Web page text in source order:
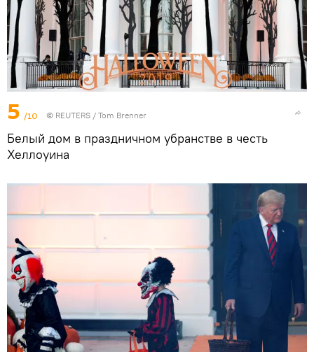
5 /10 © REUTERS / Tom Brenner
Белый дом в праздничном убранстве в честь
Хеллоуина